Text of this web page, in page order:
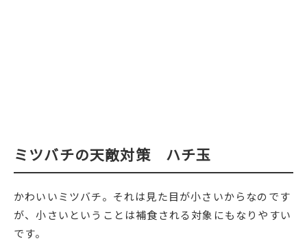
ミツバチの天敵対策 ハチ玉
かわいいミツバチ。それは見た目が小さいからなのです
が、小さいということは補食される対象にもなりやすい
です。